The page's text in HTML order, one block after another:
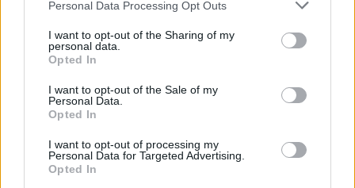
not limited to your visit or usage behaviour. You may click to
grant or deny consent to Google and its third-party tags to
use your data for below specified purposes in below Google
consent section.
Personal Data Processing Opt Outs
I want to opt-out of the Sharing of my
personal data.
Opted In
I want to opt-out of the Sale of my
Personal Data.
Opted In
I want to opt-out of processing my
Personal Data for Targeted Advertising.
Opted In
uzakonil praznovanje nedelje, »častitega dne sonca«, s
katerim je želel zediniti pogane in kristjane. Znano je, da
je bilo čaščenje sonca v starih časih zelo razširjeno. V
drugem stoletju je bilo v rimskem cesarstvu še posebno
razširjeno čaščenje boga Mitre ali boga sonca. Temu
božanstvu je bil posvečen prvi dan tedna, nedelja, ki so
jo imenovali »dies solis« (sončni dan). Še danes se v